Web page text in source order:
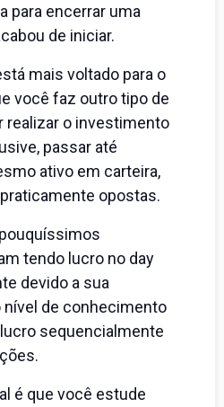
para encerrar uma
de iniciar.
mais voltado para o
você faz outro tipo de
realizar o investimento
passar até
ativo em carteira,
opostas.
tendo lucro no day
devido a sua
nível de conhecimento
sequencialmente
é que você estude